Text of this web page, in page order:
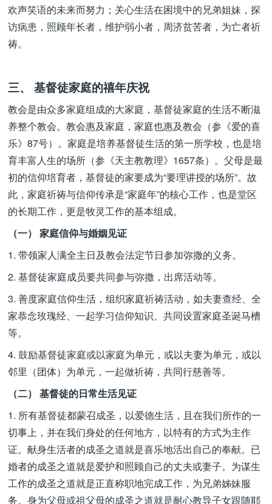
欢声笑语的未来而努力；关心生活在困境中的兄弟姐妹，探
访病患，照顾年长者，维护弱小者，周济贫苦者，为亡者祈
祷。
三、 基督徒家庭的禧年庆祝
教会是由众多家庭组成的大家庭，基督徒家庭的生活不断滋
养整个教会。教会惠及家庭，家庭也惠及教会（参《爱的喜
乐》87号）。家庭是培养基督徒生活的第一所学校，也是培
育丰富人生的场所（参《天主教教理》1657条）。父母是最
初的信仰培育者，基督徒的家要成为“要理讲授的场所”。故
此，家庭祈祷与信仰传承是“家庭年”的核心工作，也是堂区
的长期工作，更是牧灵工作的基本组成。
（一） 家庭信仰与婚姻见证
1. 带领家人满全主日及教会法定节日参加弥撒的义务。
2. 基督徒家庭成员要共同参与弥撒，出席活动等。
3. 善度家庭信仰生活，组织家庭祈祷活动，如夫妻查经、全
家恭念玫瑰经、一起学习信仰知识、共同设置家庭圣诞马槽
等。
4. 鼓励基督徒家庭或以家庭为单元，或以夫妻为单元，或以
邻里（团体）为单元，一起做祈祷，共同行慈善等。
（二） 基督徒的日常生活见证
1. 所有基督徒都蒙召成圣，以爱德生活，且在我们所作的一
切事上，并在我们身处的任何地方，以特有的方式为主作
证。献身生活者的成圣之道就是喜乐地活出自己的奉献。已
婚者的成圣之道就是爱护和照顾自己的丈夫或妻子。为谋生
工作的成圣之道就是正直称职地完成工作，为兄弟姊妹服
务。身为父母或祖父母的成圣之道就是耐心教导子女跟随耶